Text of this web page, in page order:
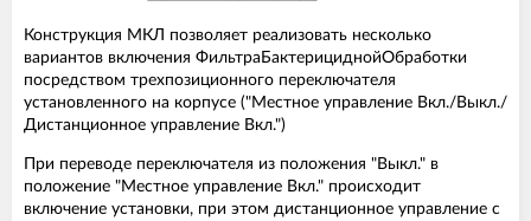
Конструкция МКЛ позволяет реализовать несколько
вариантов включения ФильтраБактерициднойОбработки
посредством трехпозиционного переключателя
установленного на корпусе ("Местное управление Вкл./Выкл./
Дистанционное управление Вкл.")
При переводе переключателя из положения "Выкл." в
положение "Местное управление Вкл." происходит
включение установки, при этом дистанционное управление с